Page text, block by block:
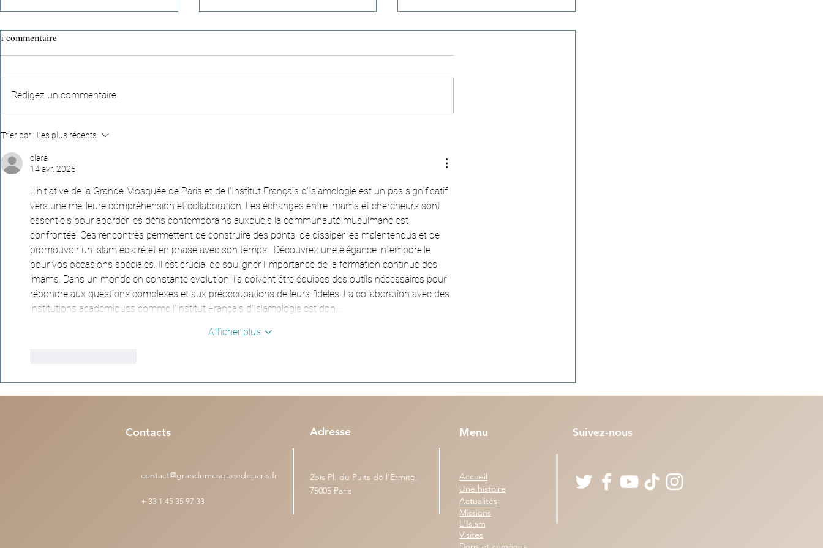
Hadiths apocryphes (n°4) -
les bonnes œuvres,comme le feu
consume le bois"
à Paris, Lyon, Marseille et Lille
1 commentaire
Rédigez un commentaire...
Trier par : Les plus récents
clara
14 avr. 2025
L'initiative de la Grande Mosquée de Paris et de l'Institut Français d'Islamologie est un pas significatif
vers une meilleure compréhension et collaboration. Les échanges entre imams et chercheurs sont
essentiels pour aborder les défis contemporains auxquels la communauté musulmane est
confrontée. Ces rencontres permettent de construire des ponts, de dissiper les malentendus et de
promouvoir un islam éclairé et en phase avec son temps. Découvrez une élégance intemporelle
pour vos occasions spéciales. Il est crucial de souligner l'importance de la formation continue des
imams. Dans un monde en constante évolution, ils doivent être équipés des outils nécessaires pour
répondre aux questions complexes et aux préoccupations de leurs fidèles. La collaboration avec des
institutions académiques comme l'Institut Français d'Islamologie est don…
Afficher plus
Contacts Adresse Menu Suivez-nous
contact@grandemosqueedeparis.fr
+ 33 1 45 35 97 33
2bis Pl. du Puits de l'Ermite,
75005 Paris
Accueil
Une histoire
Actualités
Missions
L'Islam
Visites